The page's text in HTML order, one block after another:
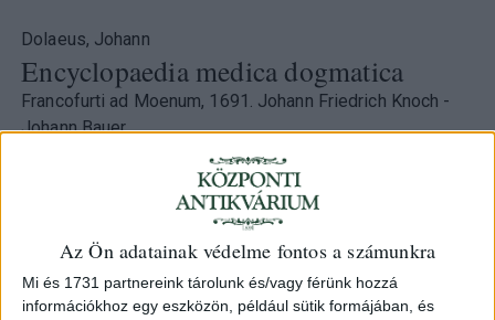
Az Ön adatainak védelme fontos a számunkra
Mi és 1731 partnereink tárolunk és/vagy férünk hozzá
információkhoz egy eszközön, például sütik formájában, és
Dolaeus, Johann
Encyclopaedia medica dogmatica
Francofurti ad Moenum, 1691. Johann Friedrich Knoch -
Johann Bauer.
Orvostudomány
Azonosító
103859